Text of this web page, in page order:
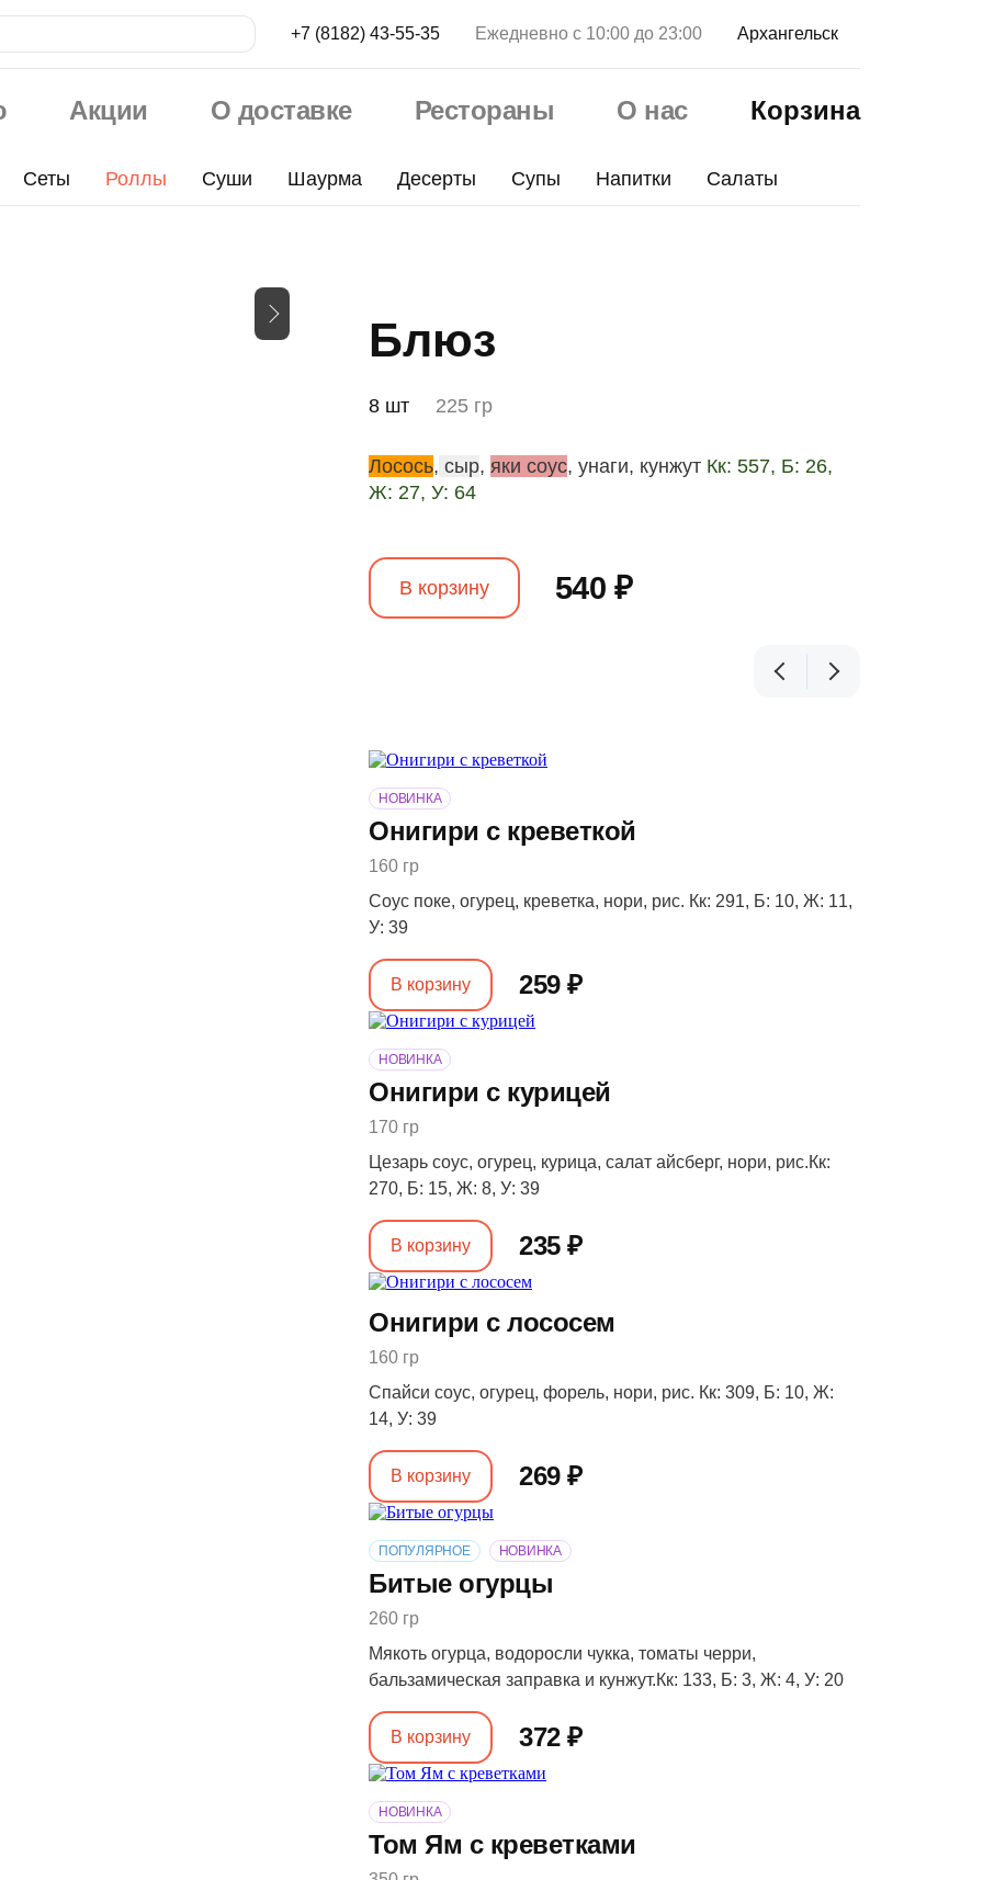
+7 (8182) 43-55-35 Ежедневно с 10:00 до 23:00 Архангельск
Акции О доставке Рестораны О нас Корзина
Сеты Роллы Суши Шаурма Десерты Супы Напитки Салаты
Блюз
8 шт 225 гр
Лосось, сыр, яки соус, унаги, кунжут Кк: 557, Б: 26,
Ж: 27, У: 64
540 ₽
В корзину
Онигири с креветкой
НОВИНКА
160 гр
Соус поке, огурец, креветка, нори, рис. Кк: 291, Б: 10, Ж: 11,
У: 39
259 ₽
В корзину
Онигири с курицей
НОВИНКА
170 гр
Цезарь соус, огурец, курица, салат айсберг, нори, рис.Кк:
270, Б: 15, Ж: 8, У: 39
235 ₽
В корзину
Онигири с лососем
160 гр
Спайси соус, огурец, форель, нори, рис. Кк: 309, Б: 10, Ж:
14, У: 39
269 ₽
В корзину
Битые огурцы
ПОПУЛЯРНОЕ НОВИНКА
260 гр
Мякоть огурца, водоросли чукка, томаты черри,
бальзамическая заправка и кунжут.Кк: 133, Б: 3, Ж: 4, У: 20
372 ₽
В корзину
Том Ям с креветками
НОВИНКА